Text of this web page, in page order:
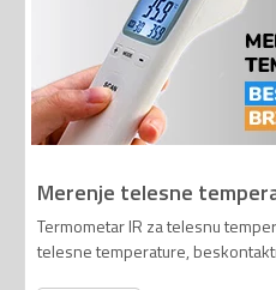
Merenje telesne
Termometar IR za telesnu
telesne temperature,